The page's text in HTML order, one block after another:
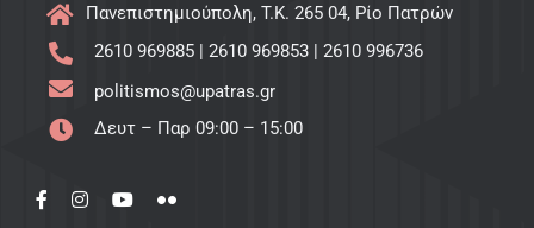
Πανεπιστημιούπολη, T.K. 265 04, Ρίο Πατρών
2610 969885| 2610 969853| 2610 996736
politismos@upatras.gr
Δευτ – Παρ 09:00 – 15:00